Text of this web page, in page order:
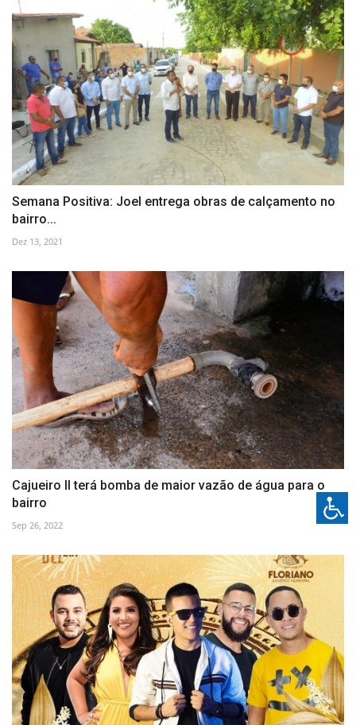
Semana Positiva: Joel entrega obras de calçamento no
bairro...
Dez 13, 2021
Cajueiro II terá bomba de maior vazão de água para o
bairro
Sep 26, 2022